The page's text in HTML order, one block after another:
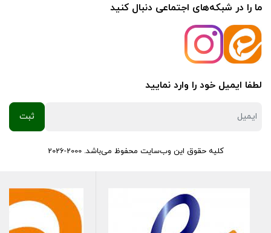
ما را در شبکه‌های اجتماعی دنبال کنید
لطفا ایمیل خود را وارد نمایید
کلیه حقوق این وب‌سایت محفوظ می‌باشد. 2000-2026